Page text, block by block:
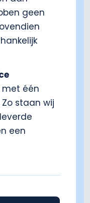
geen
met één
staan wij
een